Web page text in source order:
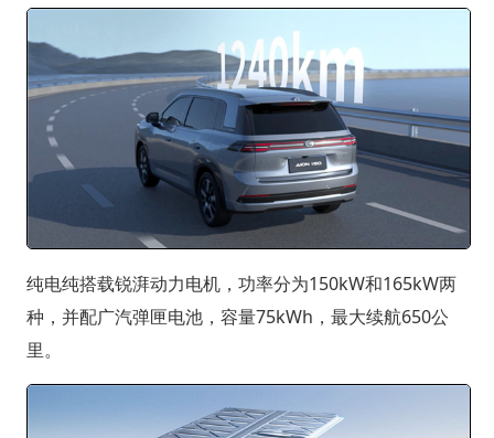
纯电纯搭载锐湃动力电机，功率分为150kW和165kW两
种，并配广汽弹匣电池，容量75kWh，最大续航650公
里。